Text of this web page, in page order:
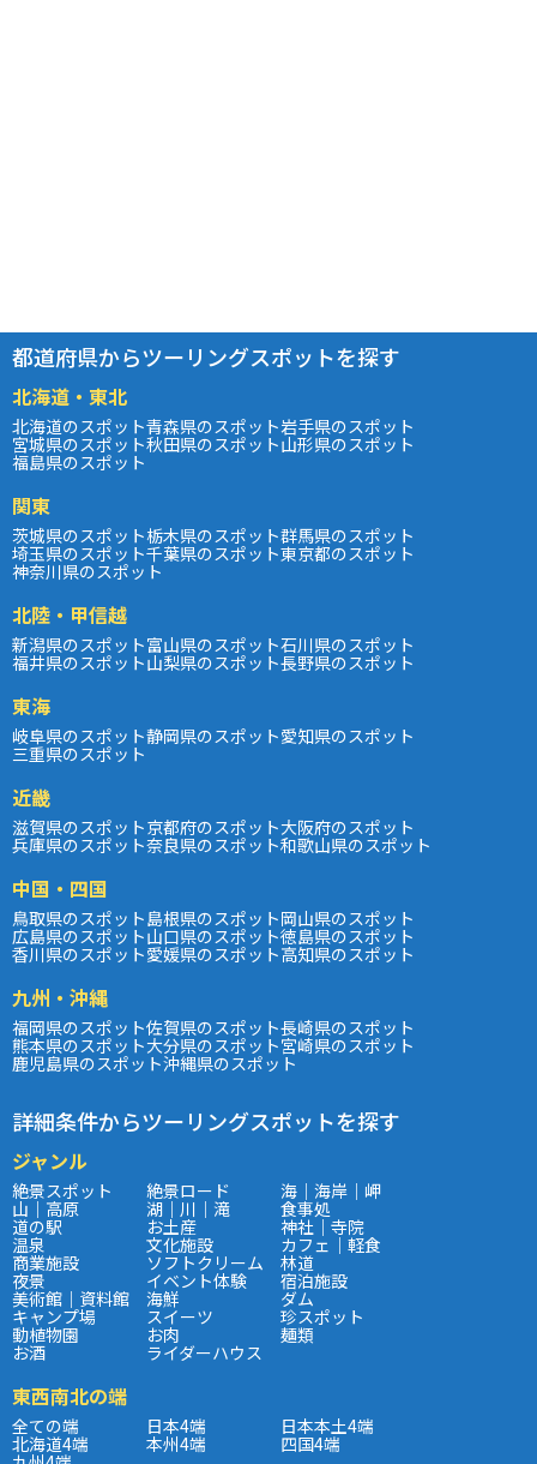
都道府県からツーリングスポットを探す
北海道・東北
北海道のスポット青森県のスポット岩手県のスポット
宮城県のスポット秋田県のスポット山形県のスポット
福島県のスポット
関東
茨城県のスポット栃木県のスポット群馬県のスポット
埼玉県のスポット千葉県のスポット東京都のスポット
神奈川県のスポット
北陸・甲信越
新潟県のスポット富山県のスポット石川県のスポット
福井県のスポット山梨県のスポット長野県のスポット
東海
岐阜県のスポット静岡県のスポット愛知県のスポット
三重県のスポット
近畿
滋賀県のスポット京都府のスポット大阪府のスポット
兵庫県のスポット奈良県のスポット和歌山県のスポット
中国・四国
鳥取県のスポット島根県のスポット岡山県のスポット
広島県のスポット山口県のスポット徳島県のスポット
香川県のスポット愛媛県のスポット高知県のスポット
九州・沖縄
福岡県のスポット佐賀県のスポット長崎県のスポット
熊本県のスポット大分県のスポット宮崎県のスポット
鹿児島県のスポット沖縄県のスポット
詳細条件からツーリングスポットを探す
ジャンル
絶景スポット 絶景ロード 海｜海岸｜岬
山｜高原 湖｜川｜滝 食事処
道の駅 お土産 神社｜寺院
温泉 文化施設 カフェ｜軽食
商業施設 ソフトクリーム 林道
夜景 イベント体験 宿泊施設
美術館｜資料館 海鮮 ダム
キャンプ場 スイーツ 珍スポット
動植物園 お肉 麺類
お酒 ライダーハウス
東西南北の端
全ての端 日本4端 日本本土4端
北海道4端 本州4端 四国4端